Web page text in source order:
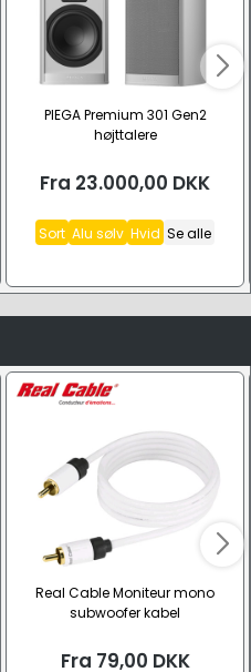
PIEGA Premium 301 Gen2
højttalere
Fra 23.000,00 DKK
Sort Alu sølv Hvid Se alle
Real Cable Moniteur mono
subwoofer kabel
Fra 79,00 DKK